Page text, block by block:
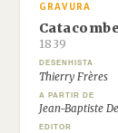
GRAVURA
1839
DESENHISTA
Thierry Frères
A PARTIR DE
Jean-Baptiste
EDITOR